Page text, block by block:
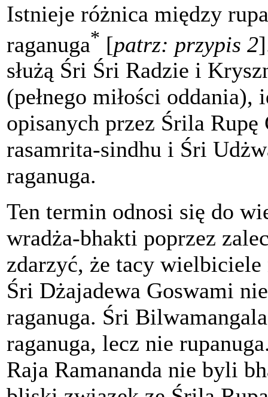
Istnieje różnica między
raganuga* [patrz: przypis 2
służą Śri Śri Radzie i
(pełnego miłości
opisanych przez Śrila
rasamrita-sindhu i Śri
raganuga.
Ten termin odnosi się do
wradża-bhakti poprzez
zdarzyć, że tacy wielbiciele
Śri Dżajadewa Goswami
raganuga. Śri
raganuga, lecz nie
Raja Ramananda nie byli